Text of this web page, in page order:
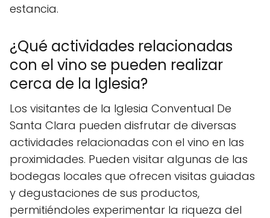
estancia.
¿Qué actividades relacionadas
con el vino se pueden realizar
cerca de la Iglesia?
Los visitantes de la Iglesia Conventual De
Santa Clara pueden disfrutar de diversas
actividades relacionadas con el vino en las
proximidades. Pueden visitar algunas de las
bodegas locales que ofrecen visitas guiadas
y degustaciones de sus productos,
permitiéndoles experimentar la riqueza del